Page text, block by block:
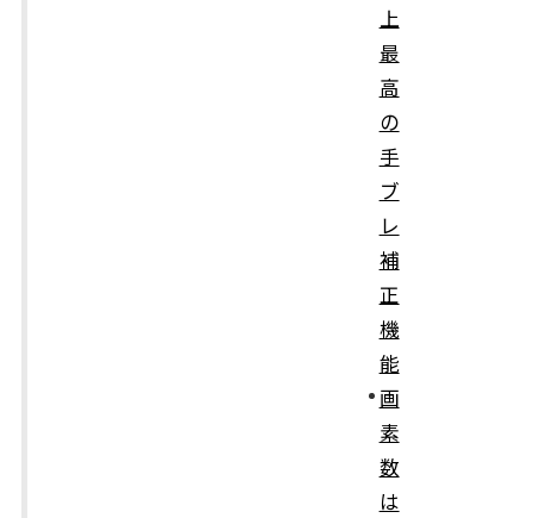
上
最
高
の
手
ブ
レ
補
正
機
能
画
素
数
は